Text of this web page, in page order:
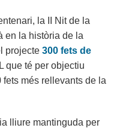
la II Nit de la
en la història de la
projecte 300 fets de
que té per objectiu
més rellevants de la
lliure mantinguda per